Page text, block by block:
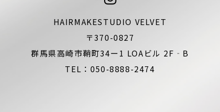
HAIRMAKESTUDIO VELVET
〒370-0827
群馬県高崎市鞘町34ー1 LOAビル 2F‐B
TEL：050-8888-2474